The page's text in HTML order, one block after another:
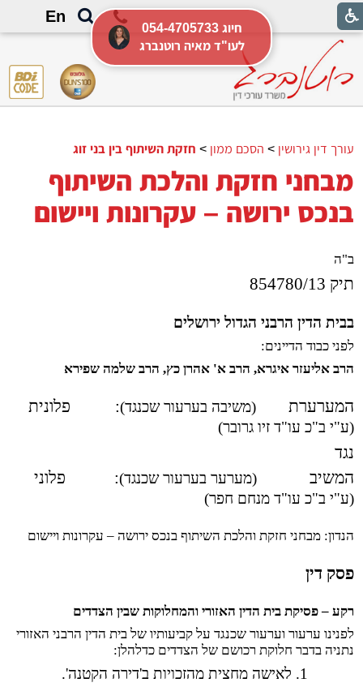
En
עורך דין גירושין > הסכם ממון > חזקת השיתוף בין בני זוג
מבחני חזקת והלכת השיתוף
בנכס ירושה – עקרונות ויישום
ב"ה
תיק ‏854780/13
בבית הדין הרבני הגדול ירושלים
לפני כבוד הדיינים:
הרב אליעזר איגרא, הרב א' אהרן כץ, הרב שלמה שפירא
המערערת (משיבה בערעור שכנגד): פלונית
(ע"י ב"כ עו"ד זיו גרובר)
נגד
המשיב
(מערער בערעור שכנגד): פלוני
(ע"י ב"כ עו"ד מנחם חפר)
הנדון: מבחני חזקת והלכת השיתוף בנכס ירושה – עקרונות ויישום
פסק דין
רקע–פסיקת בית הדין האזורי והמחלוקות שבין הצדדים
לפנינו ערעור וערעור שכנגד על קביעותיו של בית הדין הרבני האזורי
נתניה בדבר חלוקת רכושם של הצדדים כדלהלן:
1. לאישה מחצית מהזכויות ב'דירה הקטנה'.
054-4705733 חיוג
לעו"ד מאיה רוטנברג